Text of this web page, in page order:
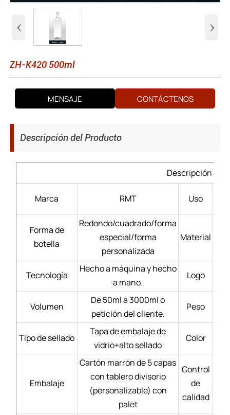
‹ ›
ZH-K420 500ml
MENSAJE CONTÁCTENOS
Descripción del Producto
Descripción del
Marca RMT Uso
Forma de
botella
Redondo/cuadrado/forma
especial/forma
personalizada
Material
Tecnología
Hecho a máquina y hecho
a mano.
Logo
Volumen
De 50ml a 3000ml o
petición del cliente.
Peso
Tipo de sellado
Tapa de embalaje de
vidrio+alto sellado
Color
Embalaje
Cartón marrón de 5 capas
con tablero divisorio
(personalizable) con
palet
Control
de
calidad